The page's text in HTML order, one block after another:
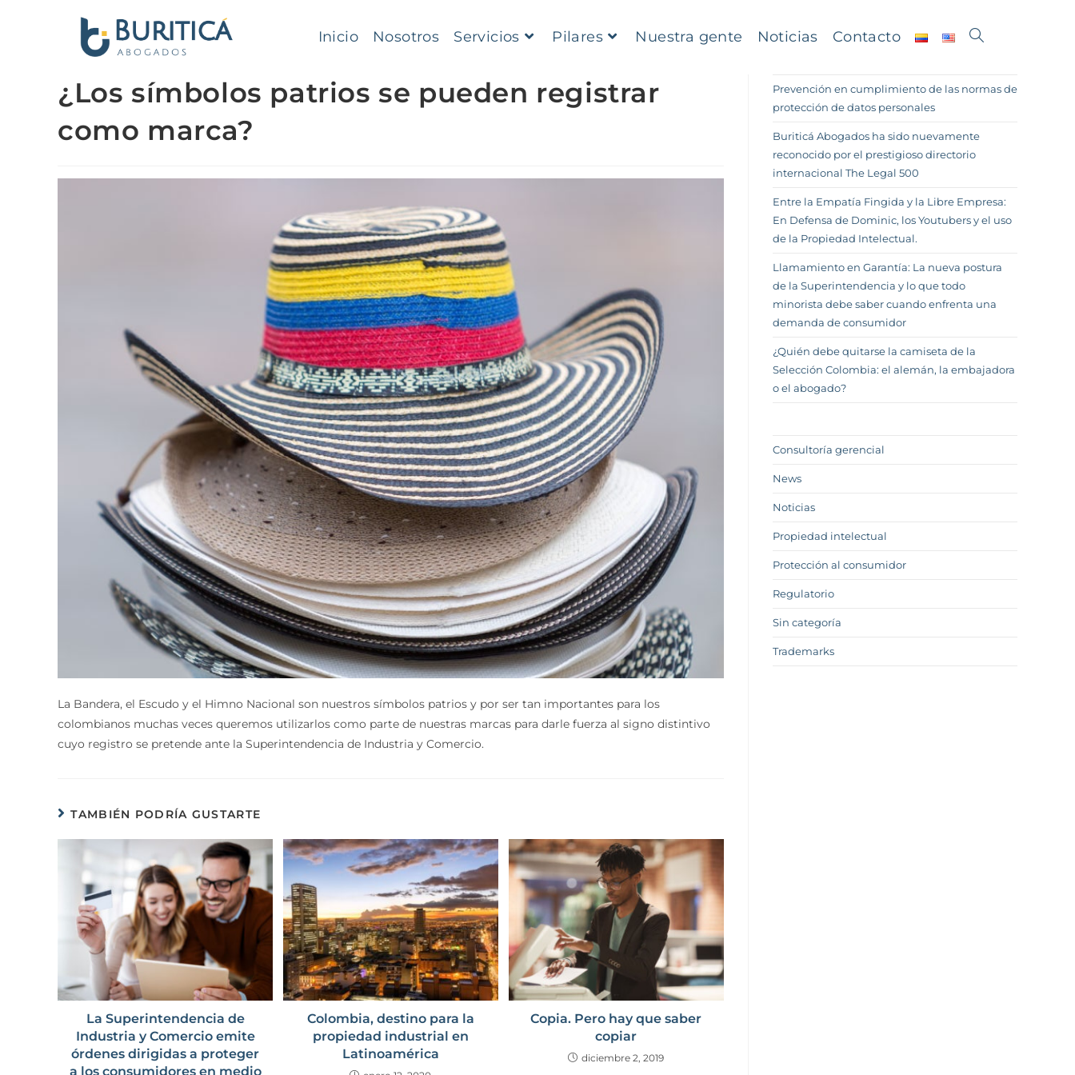
Inicio Nosotros Servicios Pilares Nuestra gente Noticias Contacto
¿Los símbolos patrios se pueden registrar
como marca?
La Bandera, el Escudo y el Himno Nacional son nuestros símbolos patrios y por ser tan importantes para los
colombianos muchas veces queremos utilizarlos como parte de nuestras marcas para darle fuerza al signo distintivo
cuyo registro se pretende ante la Superintendencia de Industria y Comercio.
TAMBIÉN PODRÍA GUSTARTE
La Superintendencia de
Industria y Comercio emite
órdenes dirigidas a proteger
a los consumidores en medio
Colombia, destino para la
propiedad industrial en
Latinoamérica
Copia. Pero hay que saber
copiar
diciembre 2, 2019
Prevención en cumplimiento de las normas de
protección de datos personales
Buriticá Abogados ha sido nuevamente
reconocido por el prestigioso directorio
internacional The Legal 500
Entre la Empatía Fingida y la Libre Empresa:
En Defensa de Dominic, los Youtubers y el uso
de la Propiedad Intelectual.
Llamamiento en Garantía: La nueva postura
de la Superintendencia y lo que todo
minorista debe saber cuando enfrenta una
demanda de consumidor
¿Quién debe quitarse la camiseta de la
Selección Colombia: el alemán, la embajadora
o el abogado?
Consultoría gerencial
News
Noticias
Propiedad intelectual
Protección al consumidor
Regulatorio
Sin categoría
Trademarks